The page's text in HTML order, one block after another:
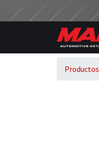
Productos